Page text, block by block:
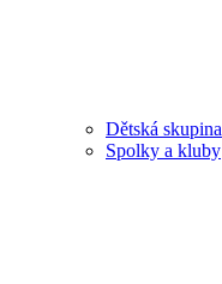
Dětská skupina
Spolky a kluby